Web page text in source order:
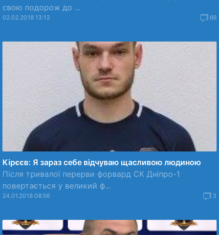
свою подорож до ...
02.02.2018 13:12 66
Кірєєв: Я зараз себе відчуваю щасливою людиною
Після тривалої перерви форвард СК Дніпро-1
повертається у великий ф...
24.01.2018 08:56 3